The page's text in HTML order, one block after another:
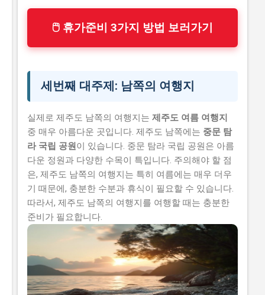
🖱 휴가준비 3가지 방법 보러가기
세번째 대주제: 남쪽의 여행지
실제로 제주도 남쪽의 여행지는 제주도 여름 여행지
중 매우 아름다운 곳입니다. 제주도 남쪽에는 중문 탐
라 국립 공원이 있습니다. 중문 탐라 국립 공원은 아름
다운 정원과 다양한 수목이 특입니다. 주의해야 할 점
은, 제주도 남쪽의 여행지는 특히 여름에는 매우 더우
기 때문에, 충분한 수분과 휴식이 필요할 수 있습니다.
따라서, 제주도 남쪽의 여행지를 여행할 때는 충분한
준비가 필요합니다.